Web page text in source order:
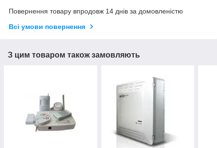
Повернення товару впродовж 14 днів за домовленістю
Всі умови повернення
З цим товаром також замовляють